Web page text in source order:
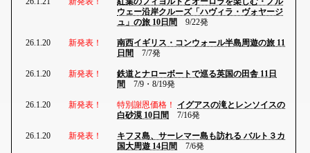
ウェー沿岸クルーズ「ハヴィラ・ヴォヤージ
ュ」の旅 10日間
9/22発
26.1.20 新発表！
南西イギリス・コンウォール半島周遊の旅 11
日間
7/7発
26.1.20 新発表！
鉄道とナローボートで巡る英国の田舎 11日
間
7/9・8/19発
26.1.20 新発表！ 特別謝恩価格！ イグアスの滝とレンソイスの
白砂漠 10日間
7/16発
26.1.20 新発表！
キフヌ島、サーレマー島も訪れる バルト３カ
国大周遊 14日間
7/6発